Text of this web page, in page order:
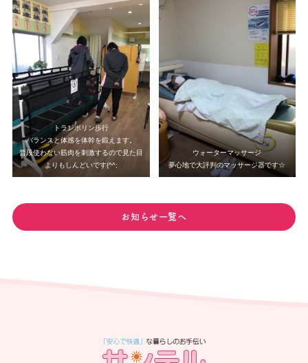
トランポリン歩行
バランスと体感を体幹を鍛えます。
普段使わない筋肉を刺激するので見た目
よりもしんどいです(^^;
ウォーターマッサージ
夢心地で大評判のマッサージ器です☆
お知らせ一覧へ